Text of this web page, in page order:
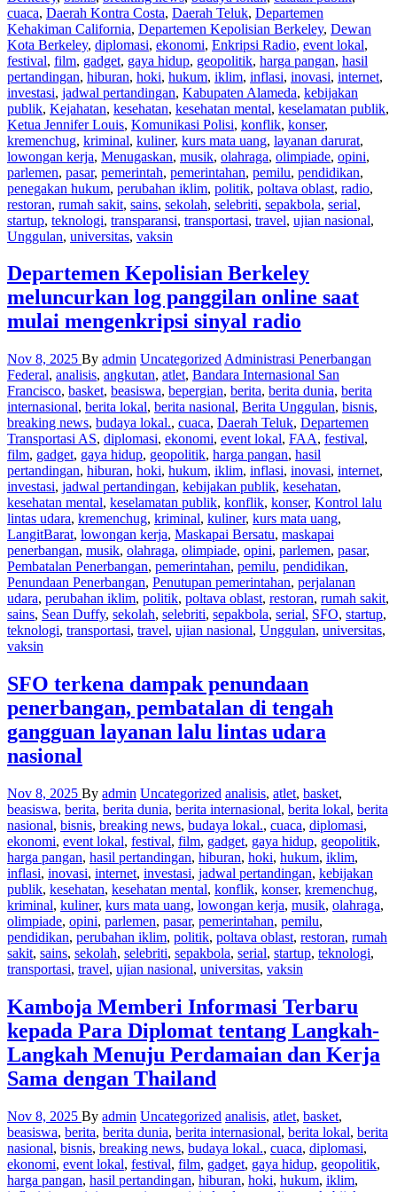
cuaca, Daerah Kontra Costa, Daerah Teluk, Departemen
Kehakiman California, Departemen Kepolisian Berkeley, Dewan
Kota Berkeley, diplomasi, ekonomi, Enkripsi Radio, event lokal,
festival, film, gadget, gaya hidup, geopolitik, harga pangan, hasil
pertandingan, hiburan, hoki, hukum, iklim, inflasi, inovasi, internet,
investasi, jadwal pertandingan, Kabupaten Alameda, kebijakan
publik, Kejahatan, kesehatan, kesehatan mental, keselamatan publik,
Ketua Jennifer Louis, Komunikasi Polisi, konflik, konser,
kremenchug, kriminal, kuliner, kurs mata uang, layanan darurat,
lowongan kerja, Menugaskan, musik, olahraga, olimpiade, opini,
parlemen, pasar, pemerintah, pemerintahan, pemilu, pendidikan,
penegakan hukum, perubahan iklim, politik, poltava oblast, radio,
restoran, rumah sakit, sains, sekolah, selebriti, sepakbola, serial,
startup, teknologi, transparansi, transportasi, travel, ujian nasional,
Unggulan, universitas, vaksin
Departemen Kepolisian Berkeley
meluncurkan log panggilan online saat
mulai mengenkripsi sinyal radio
Nov 8, 2025 By admin Uncategorized Administrasi Penerbangan
Federal, analisis, angkutan, atlet, Bandara Internasional San
Francisco, basket, beasiswa, bepergian, berita, berita dunia, berita
internasional, berita lokal, berita nasional, Berita Unggulan, bisnis,
breaking news, budaya lokal., cuaca, Daerah Teluk, Departemen
Transportasi AS, diplomasi, ekonomi, event lokal, FAA, festival,
film, gadget, gaya hidup, geopolitik, harga pangan, hasil
pertandingan, hiburan, hoki, hukum, iklim, inflasi, inovasi, internet,
investasi, jadwal pertandingan, kebijakan publik, kesehatan,
kesehatan mental, keselamatan publik, konflik, konser, Kontrol lalu
lintas udara, kremenchug, kriminal, kuliner, kurs mata uang,
LangitBarat, lowongan kerja, Maskapai Bersatu, maskapai
penerbangan, musik, olahraga, olimpiade, opini, parlemen, pasar,
Pembatalan Penerbangan, pemerintahan, pemilu, pendidikan,
Penundaan Penerbangan, Penutupan pemerintahan, perjalanan
udara, perubahan iklim, politik, poltava oblast, restoran, rumah sakit,
sains, Sean Duffy, sekolah, selebriti, sepakbola, serial, SFO, startup,
teknologi, transportasi, travel, ujian nasional, Unggulan, universitas,
vaksin
SFO terkena dampak penundaan
penerbangan, pembatalan di tengah
gangguan layanan lalu lintas udara
nasional
Nov 8, 2025 By admin Uncategorized analisis, atlet, basket,
beasiswa, berita, berita dunia, berita internasional, berita lokal, berita
nasional, bisnis, breaking news, budaya lokal., cuaca, diplomasi,
ekonomi, event lokal, festival, film, gadget, gaya hidup, geopolitik,
harga pangan, hasil pertandingan, hiburan, hoki, hukum, iklim,
inflasi, inovasi, internet, investasi, jadwal pertandingan, kebijakan
publik, kesehatan, kesehatan mental, konflik, konser, kremenchug,
kriminal, kuliner, kurs mata uang, lowongan kerja, musik, olahraga,
olimpiade, opini, parlemen, pasar, pemerintahan, pemilu,
pendidikan, perubahan iklim, politik, poltava oblast, restoran, rumah
sakit, sains, sekolah, selebriti, sepakbola, serial, startup, teknologi,
transportasi, travel, ujian nasional, universitas, vaksin
Kamboja Memberi Informasi Terbaru
kepada Para Diplomat tentang Langkah-
Langkah Menuju Perdamaian dan Kerja
Sama dengan Thailand
Nov 8, 2025 By admin Uncategorized analisis, atlet, basket,
beasiswa, berita, berita dunia, berita internasional, berita lokal, berita
nasional, bisnis, breaking news, budaya lokal., cuaca, diplomasi,
ekonomi, event lokal, festival, film, gadget, gaya hidup, geopolitik,
harga pangan, hasil pertandingan, hiburan, hoki, hukum, iklim,